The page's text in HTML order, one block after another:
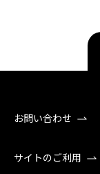
お問い合わせ
サイトのご利用